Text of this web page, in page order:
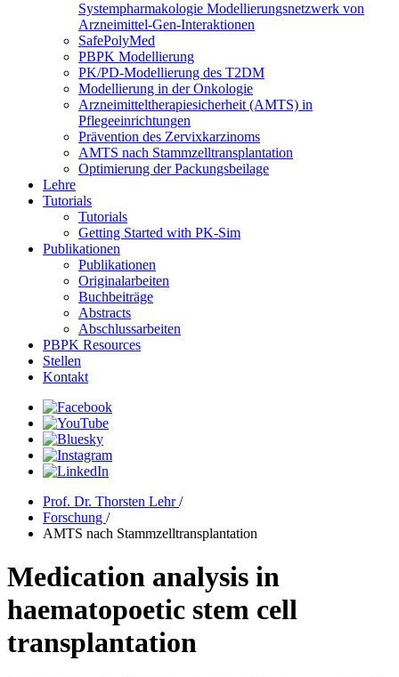
Systempharmakologie Modellierungsnetzwerk von
Arzneimittel-Gen-Interaktionen
SafePolyMed
PBPK Modellierung
PK/PD-Modellierung des T2DM
Modellierung in der Onkologie
Arzneimitteltherapiesicherheit (AMTS) in
Pflegeeinrichtungen
Prävention des Zervixkarzinoms
AMTS nach Stammzelltransplantation
Optimierung der Packungsbeilage
Lehre
Tutorials
Tutorials
Getting Started with PK-Sim
Publikationen
Publikationen
Originalarbeiten
Buchbeiträge
Abstracts
Abschlussarbeiten
PBPK Resources
Stellen
Kontakt
Prof. Dr. Thorsten Lehr/
Forschung /
AMTS nach Stammzelltransplantation
Medication analysis in
haematopoetic stem cell
transplantation